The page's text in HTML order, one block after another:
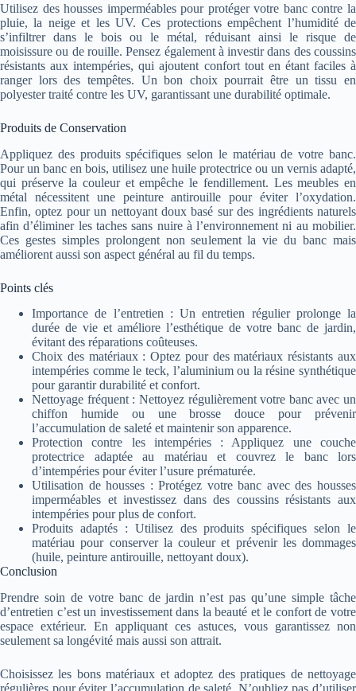
Utilisez des housses imperméables pour protéger votre banc contre la
pluie, la neige et les UV. Ces protections empêchent l’humidité de
s’infiltrer dans le bois ou le métal, réduisant ainsi le risque de
moisissure ou de rouille. Pensez également à investir dans des coussins
résistants aux intempéries, qui ajoutent confort tout en étant faciles à
ranger lors des tempêtes. Un bon choix pourrait être un tissu en
polyester traité contre les UV, garantissant une durabilité optimale.
Produits de Conservation
Appliquez des produits spécifiques selon le matériau de votre banc.
Pour un banc en bois, utilisez une huile protectrice ou un vernis adapté,
qui préserve la couleur et empêche le fendillement. Les meubles en
métal nécessitent une peinture antirouille pour éviter l’oxydation.
Enfin, optez pour un nettoyant doux basé sur des ingrédients naturels
afin d’éliminer les taches sans nuire à l’environnement ni au mobilier.
Ces gestes simples prolongent non seulement la vie du banc mais
améliorent aussi son aspect général au fil du temps.
Points clés
Importance de l’entretien : Un entretien régulier prolonge la
durée de vie et améliore l’esthétique de votre banc de jardin,
évitant des réparations coûteuses.
Choix des matériaux : Optez pour des matériaux résistants aux
intempéries comme le teck, l’aluminium ou la résine synthétique
pour garantir durabilité et confort.
Nettoyage fréquent : Nettoyez régulièrement votre banc avec un
chiffon humide ou une brosse douce pour prévenir
l’accumulation de saleté et maintenir son apparence.
Protection contre les intempéries : Appliquez une couche
protectrice adaptée au matériau et couvrez le banc lors
d’intempéries pour éviter l’usure prématurée.
Utilisation de housses : Protégez votre banc avec des housses
imperméables et investissez dans des coussins résistants aux
intempéries pour plus de confort.
Produits adaptés : Utilisez des produits spécifiques selon le
matériau pour conserver la couleur et prévenir les dommages
(huile, peinture antirouille, nettoyant doux).
Conclusion
Prendre soin de votre banc de jardin n’est pas qu’une simple tâche
d’entretien c’est un investissement dans la beauté et le confort de votre
espace extérieur. En appliquant ces astuces, vous garantissez non
seulement sa longévité mais aussi son attrait.
Choisissez les bons matériaux et adoptez des pratiques de nettoyage